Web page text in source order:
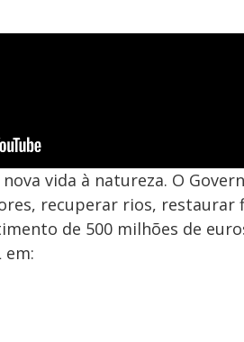
vida à natureza. O
recuperar rios, restaurar
de 500 milhões de
em: